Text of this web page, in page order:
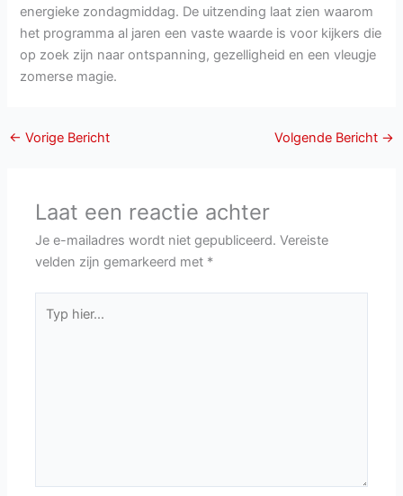
energieke zondagmiddag. De uitzending laat zien waarom
het programma al jaren een vaste waarde is voor kijkers die
op zoek zijn naar ontspanning, gezelligheid en een vleugje
zomerse magie.
← Vorige Bericht Volgende Bericht →
Laat een reactie achter
Je e-mailadres wordt niet gepubliceerd. Vereiste
velden zijn gemarkeerd met *
hier...